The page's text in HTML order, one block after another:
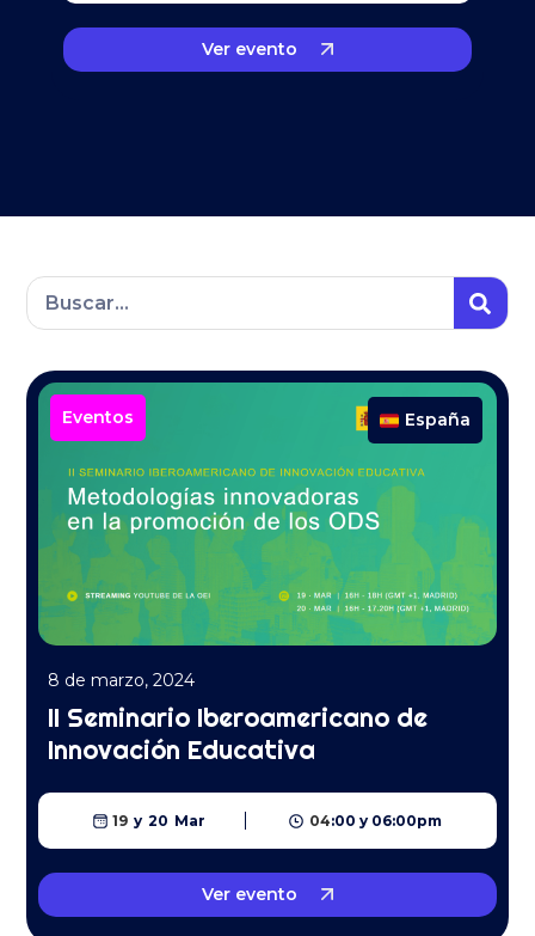
Ver evento
España
Eventos
8 de marzo, 2024
II Seminario Iberoamericano de
Innovación Educativa
19 y 20 Mar 04:00 y 06:00pm
Ver evento